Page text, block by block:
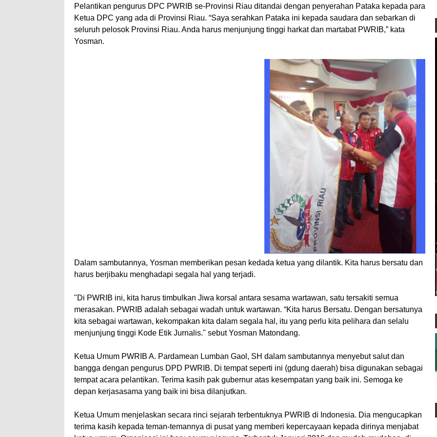
Pelantikan pengurus DPC PWRIB se-Provinsi Riau ditandai dengan penyerahan Pataka kepada para
Ketua DPC yang ada di Provinsi Riau. “Saya serahkan Pataka ini kepada saudara dan sebarkan di
seluruh pelosok Provinsi Riau. Anda harus menjunjung tinggi harkat dan martabat PWRIB,” kata
Yosman.
Dalam sambutannya, Yosman memberikan pesan kedada ketua yang dilantik. Kita harus bersatu dan
harus berjibaku menghadapi segala hal yang terjadi.
"Di PWRIB ini, kita harus timbulkan Jiwa korsal antara sesama wartawan, satu tersakiti semua
merasakan. PWRIB adalah sebagai wadah untuk wartawan. “Kita harus Bersatu. Dengan bersatunya
kita sebagai wartawan, kekompakan kita dalam segala hal, itu yang perlu kita pelihara dan selalu
menjunjung tinggi Kode Etik Jurnalis." sebut Yosman Matondang.
Ketua Umum PWRIB A. Pardamean Lumban Gaol, SH dalam sambutannya menyebut salut dan
bangga dengan pengurus DPD PWRIB. Di tempat seperti ini (gdung daerah) bisa digunakan sebagai
tempat acara pelantikan. Terima kasih pak gubernur atas kesempatan yang baik ini. Semoga ke
depan kerjasasama yang baik ini bisa dilanjutkan.
Ketua Umum menjelaskan secara rinci sejarah terbentuknya PWRIB di Indonesia. Dia mengucapkan
terima kasih kepada teman-temannya di pusat yang memberi kepercayaan kepada dirinya menjabat